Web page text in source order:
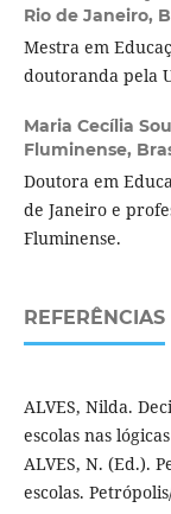
Rio de Janeiro,
Mestra em
doutoranda pela
Maria Cecília
Fluminense,
Doutora em
de Janeiro e
Fluminense.
REFERÊNCIAS
ALVES, Nilda.
escolas nas
ALVES, N. (Ed.).
escolas.